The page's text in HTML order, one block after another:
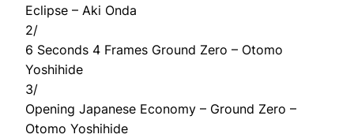
Eclipse – Aki Onda
2/
6 Seconds 4 Frames Ground Zero – Otomo
Yoshihide
3/
Opening Japanese Economy – Ground Zero –
Otomo Yoshihide